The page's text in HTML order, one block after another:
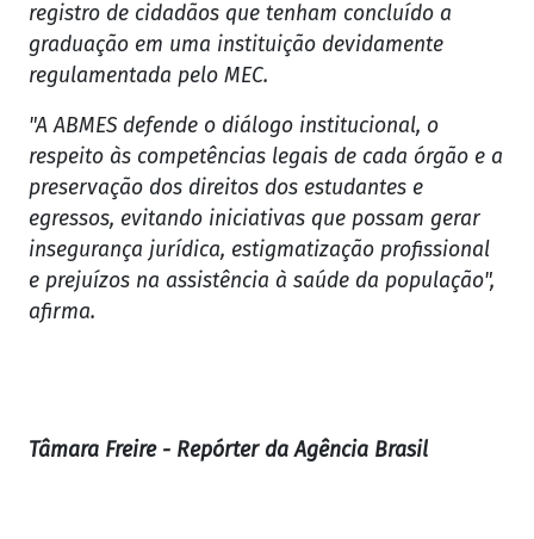
registro de cidadãos que tenham concluído a
graduação em uma instituição devidamente
regulamentada pelo MEC.
"A ABMES defende o diálogo institucional, o
respeito às competências legais de cada órgão e a
preservação dos direitos dos estudantes e
egressos, evitando iniciativas que possam gerar
insegurança jurídica, estigmatização profissional
e prejuízos na assistência à saúde da população",
afirma.
Tâmara Freire - Repórter da Agência Brasil